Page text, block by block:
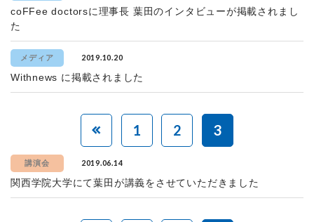
coFFee doctorsに理事長 葉田のインタビューが掲載されまし
た
メディア 2019.10.20
Withnews に掲載されました
1 2 3
講演会 2019.06.14
関西学院大学にて葉田が講義をさせていただきました